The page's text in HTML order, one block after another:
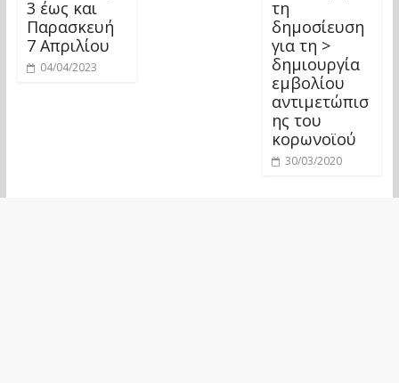
3 έως και
Παρασκευή
7 Απριλίου
04/04/2023
τη
δημοσίευση
για τη >
δημιουργία
εμβολίου
αντιμετώπισ
ης του
κορωνοϊού
30/03/2020